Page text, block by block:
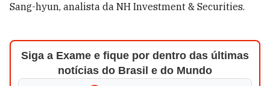
Sang-hyun, analista da NH Investment & Securities.
Siga a Exame e fique por dentro das últimas
notícias do Brasil e do Mundo